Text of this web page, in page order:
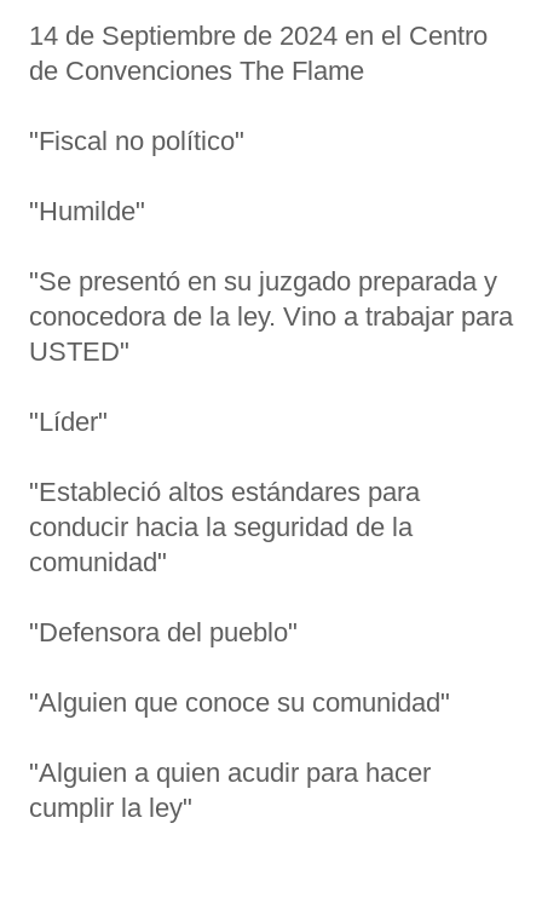
14 de Septiembre de 2024 en el Centro
de Convenciones The Flame
"Fiscal no político"
"Humilde"
"Se presentó en su juzgado preparada y
conocedora de la ley. Vino a trabajar para
USTED"
"Líder"
"Estableció altos estándares para
conducir hacia la seguridad de la
comunidad"
"Defensora del pueblo"
"Alguien que conoce su comunidad"
"Alguien a quien acudir para hacer
cumplir la ley"